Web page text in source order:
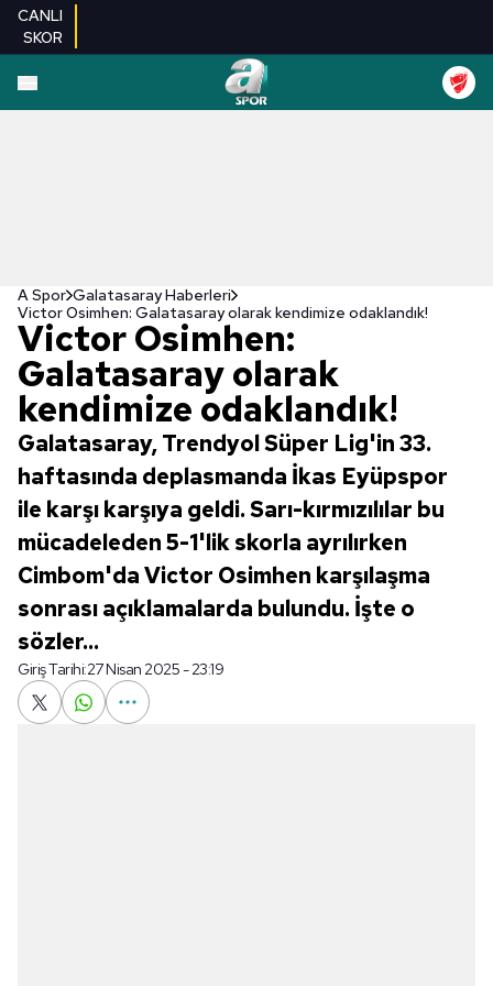
CANLI
SKOR
A Spor Galatasaray Haberleri
Victor Osimhen: Galatasaray olarak kendimize odaklandık!
Victor Osimhen:
Galatasaray olarak
kendimize odaklandık!
Galatasaray, Trendyol Süper Lig'in 33.
haftasında deplasmanda İkas Eyüpspor
ile karşı karşıya geldi. Sarı-kırmızılılar bu
mücadeleden 5-1'lik skorla ayrılırken
Cimbom'da Victor Osimhen karşılaşma
sonrası açıklamalarda bulundu. İşte o
sözler...
Giriş Tarihi:27 Nisan 2025 - 23:19